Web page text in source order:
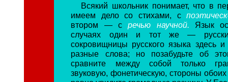
Всякий школьник понимает, что в
имеем дело со стихами, с
втором — сречью научной. Язык
случаях один и тот же —
сокровищницы русского языка здесь
разные слова; но позабудьте об
сравните между собой только
звуковую, фонетическую, стороны